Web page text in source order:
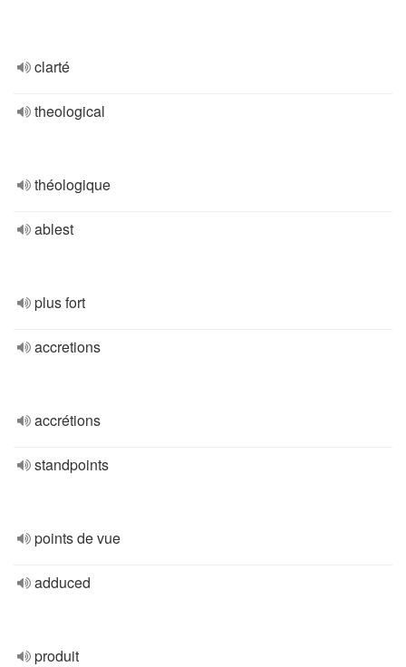
clarté
theological
théologique
ablest
plus fort
accretions
accrétions
standpoints
points de vue
adduced
produit